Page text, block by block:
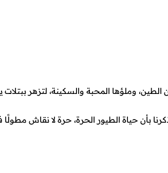
وملؤها المحبة والسكينة، لتزهر
بأن حياة الطيور الحرة، حرة لا نقاش